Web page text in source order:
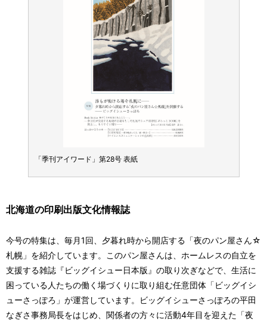
「季刊アイワード」第28号 表紙
北海道の印刷出版文化情報誌
今号の特集は、毎月1回、夕暮れ時から開店する「夜のパン屋さん☆
札幌」を紹介しています。このパン屋さんは、ホームレスの自立を
支援する雑誌『ビッグイシュー日本版』の取り次ぎなどで、生活に
困っている人たちの働く場づくりに取り組む任意団体「ビッグイシ
ューさっぽろ」が運営しています。ビッグイシューさっぽろの平田
なぎさ事務局長をはじめ、関係者の方々に活動4年目を迎えた「夜